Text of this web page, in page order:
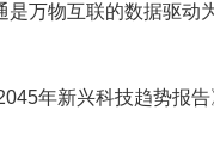
是万物互联的数据驱动
年新兴科技趋势报告